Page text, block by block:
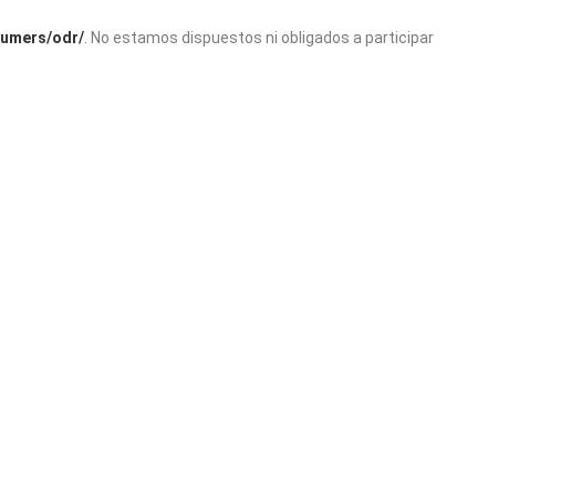
odr/ . No estamos dispuestos ni obligados a participar